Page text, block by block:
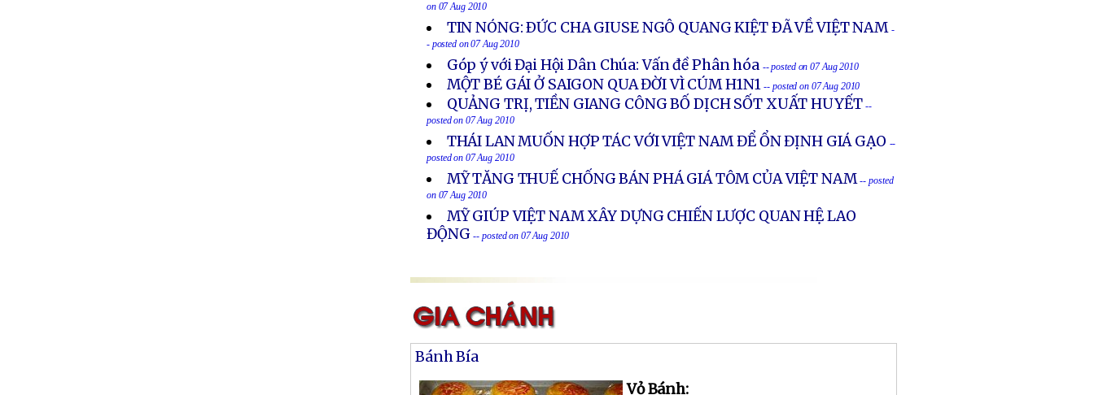
on 07 Aug 2010
TIN NÓNG: ÐỨC CHA GIUSE NGÔ QUANG KIỆT ÐÃ VỀ VIỆT NAM -
- posted on 07 Aug 2010
Góp ý với Đại Hội Dân Chúa: Vấn đề Phân hóa -- posted on 07 Aug 2010
MỘT BÉ GÁI Ở SAIGON QUA ĐỜI VÌ CÚM H1N1-- posted on 07 Aug 2010
QUẢNG TRỊ, TIỀN GIANG CÔNG BỐ DỊCH SỐT XUẤT HUYẾT--
posted on 07 Aug 2010
THÁI LAN MUỐN HỢP TÁC VỚI VIỆT NAM ĐỂ ỔN ĐỊNH GIÁ GẠO --
posted on 07 Aug 2010
MỸ TĂNG THUẾ CHỐNG BÁN PHÁ GIÁ TÔM CỦA VIỆT NAM -- posted
on 07 Aug 2010
MỸ GIÚP VIỆT NAM XÂY DỰNG CHIẾN LƯỢC QUAN HỆ LAO
ĐỘNG-- posted on 07 Aug 2010
Bánh Bía
Vỏ Bánh: